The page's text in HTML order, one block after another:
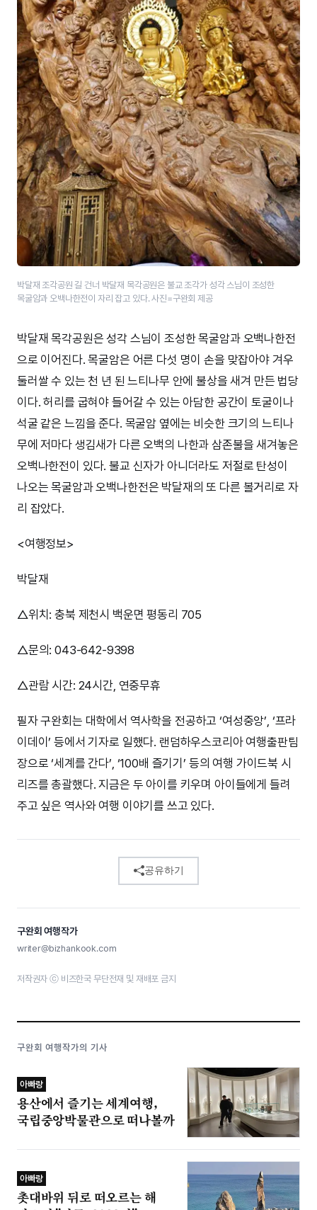
박달재 조각공원 길 건너 박달재 목각공원은 불교 조각가 성각 스님이 조성한
목굴암과 오백나한전이 자리 잡고 있다. 사진=구완회 제공
박달재 목각공원은 성각 스님이 조성한 목굴암과 오백나한전
으로 이어진다. 목굴암은 어른 다섯 명이 손을 맞잡아야 겨우
둘러쌀 수 있는 천 년 된 느티나무 안에 불상을 새겨 만든 법당
이다. 허리를 굽혀야 들어갈 수 있는 아담한 공간이 토굴이나
석굴 같은 느낌을 준다. 목굴암 옆에는 비슷한 크기의 느티나
무에 저마다 생김새가 다른 오백의 나한과 삼존불을 새겨놓은
오백나한전이 있다. 불교 신자가 아니더라도 저절로 탄성이
나오는 목굴암과 오백나한전은 박달재의 또 다른 볼거리로 자
리 잡았다.
<여행정보>
박달재
△위치: 충북 제천시 백운면 평동리 705
△문의: 043-642-9398
△관람 시간: 24시간, 연중무휴
필자 구완회는 대학에서 역사학을 전공하고 ‘여성중앙’, ‘프라
이데이’ 등에서 기자로 일했다. 랜덤하우스코리아 여행출판팀
장으로 ‘세계를 간다’, ‘100배 즐기기’ 등의 여행 가이드북 시
리즈를 총괄했다. 지금은 두 아이를 키우며 아이들에게 들려
주고 싶은 역사와 여행 이야기를 쓰고 있다.
공유하기
구완회 여행작가
writer@bizhankook.com
저작권자 ⓒ 비즈한국 무단전재 및 재배포 금지
구완회 여행작가의 기사
아빠랑
용산에서 즐기는 세계여행,
국립중앙박물관으로 떠나볼까
아빠랑
촛대바위 뒤로 떠오르는 해